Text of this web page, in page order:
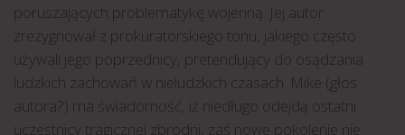
poruszających problematykę wojenną. Jej autor
zrezygnował z prokuratorskiego tonu, jakiego często
używali jego poprzednicy, pretendujący do osądzania
ludzkich zachowań w nieludzkich czasach. Mike (głos
autora?) ma świadomość, iż niedługo odejdą ostatni
uczestnicy tragicznej zbrodni, zaś nowe pokolenie nie